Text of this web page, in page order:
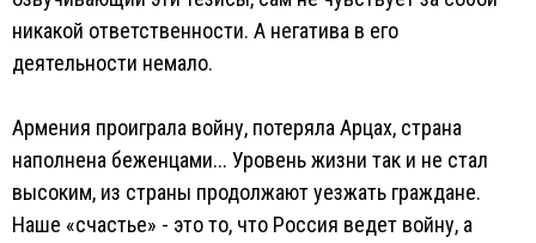
никакой ответственности. А негатива в его
деятельности немало.
Армения проиграла войну, потеряла Арцах, страна
наполнена беженцами... Уровень жизни так и не стал
высоким, из страны продолжают уезжать граждане.
Наше «счастье» - это то, что Россия ведет войну, а